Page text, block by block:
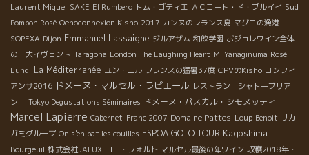
Laurent Miquel SAKE El Rumbero トム・ゴティエ ＡＣコート・ド・ブルイイ Sud
Pompon Rosé Oenoconnexion Kisho 2017 カンヌのレランス島 マグロの漁港
SOPEXA Dijon Emmanuel Lassaigne ジルアザム 和飲学園 ボジョレワイン全体
の一大イヴェント Taragona London The Laughing Heart M. Yanaginuma Rosé
Lundi La Méditerranée ユン・ニル フランスの猛暑37度 CPVのKisho コンフィ
アンサ2016 ドメーヌ・マルセル・ラピエール レストラン「シャトーブリア
ン」
Tokyo Degustations Séminaires ドメーヌ・パスカル・シモヌッティ
Marcel Lapierre Cabernet-Franc 2007 Domaine Pattes-Loup Benoit サカ
ガミグループ On s'en bat les couilles ESPOA GOTO TOUR Kagoshima
Bourgeuil 株式会社JALUX ロー・フォルト マルセル最後の年ワイン 収穫2018年・